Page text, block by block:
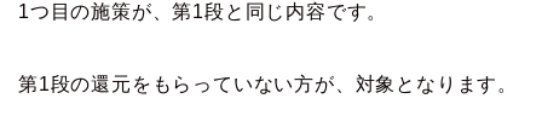
1つ目の施策が、第1段と同じ内容です。
第1段の還元をもらっていない方が、対象となります。